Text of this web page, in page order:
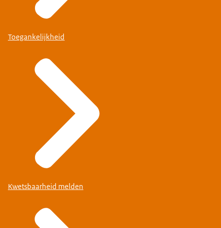
Toegankelijkheid
Kwetsbaarheid melden